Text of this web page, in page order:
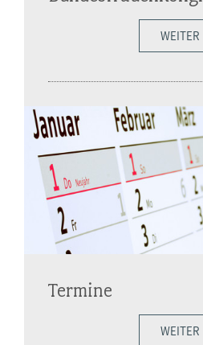
WEITER
Termine
WEITER